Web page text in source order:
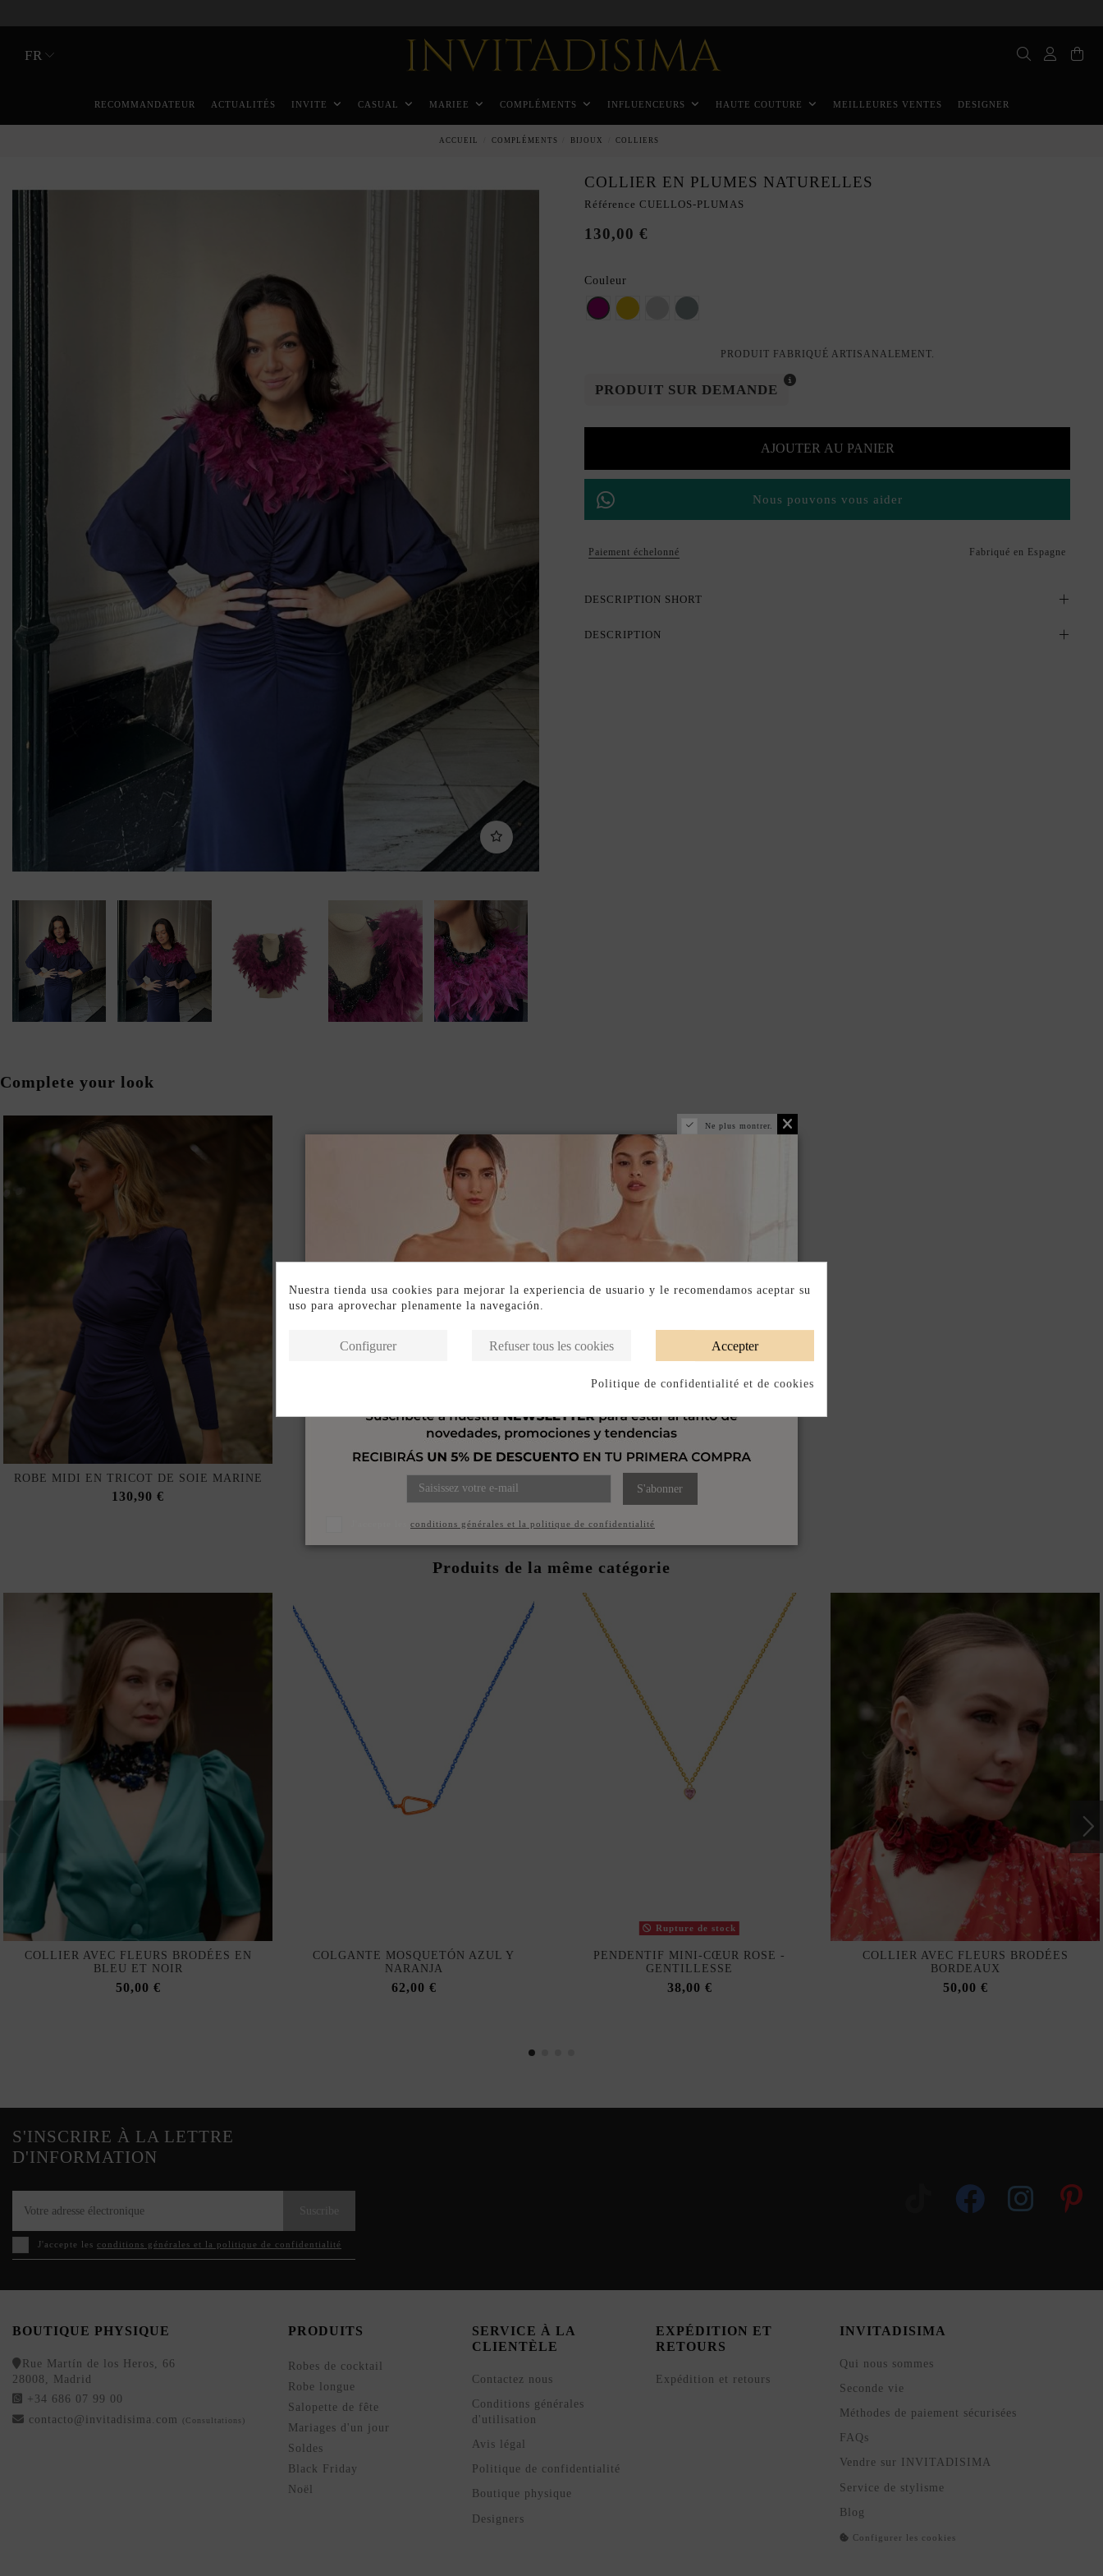
FR
RECOMMANDATEUR ACTUALITÉS INVITE CASUAL MARIEE COMPLÉMENTS INFLUENCEURS HAUTE COUTURE MEILLEURES VENTES DESIGNER
ACCUEIL COMPLÉMENTS BIJOUX COLLIERS
COLLIER EN PLUMES NATURELLES
Référence CUELLOS-PLUMAS
130,00 €
Couleur
bougainvillier
Moutarde
Gris Gris argenté
PRODUIT FABRIQUÉ ARTISANALEMENT.
PRODUIT SUR DEMANDE
AJOUTER AU PANIER
Nous pouvons vous aider
Paiement échelonné Fabriqué en Espagne
DESCRIPTION SHORT
DESCRIPTION
Complete your look
ROBE MIDI EN TRICOT DE SOIE MARINE
130,90 €
Produits de la même catégorie
COLLIER AVEC FLEURS BRODÉES EN
BLEU ET NOIR
50,00 €
COLGANTE MOSQUETÓN AZUL Y
NARANJA
62,00 €
Rupture de stock
PENDENTIF MINI-CŒUR ROSE -
GENTILLESSE
38,00 €
COLLIER AVEC FLEURS BRODÉES
BORDEAUX
50,00 €
S'INSCRIRE À LA LETTRE
D'INFORMATION
J'accepte les conditions générales et la politique de confidentialité
BOUTIQUE PHYSIQUE
Rue Martín de los Heros, 66
28008, Madrid
+34 686 07 99 00
contacto@invitadisima.com
(Consultations)
PRODUITS
Robes de cocktail
Robe longue
Salopette de fête
Mariages d'un jour
Soldes
Black Friday
Noël
SERVICE À LA
CLIENTÈLE
Contactez nous
Conditions générales
d'utilisation
Avis légal
Politique de confidentialité
Boutique physique
Designers
EXPÉDITION ET
RETOURS
Expédition et retours
INVITADISIMA
Qui nous sommes
Seconde vie
Méthodes de paiement sécurisées
FAQs
Vendre sur INVITADISIMA
Service de stylisme
Blog
Configurer les cookies
Ne plus montrer.
S'abonner
conditions générales et la politique de confidentialité
Nuestra tienda usa cookies para mejorar la experiencia de usuario y le recomendamos aceptar su
uso para aprovechar plenamente la navegación.
Accepter
Refuser tous les cookies
Configurer
Politique de confidentialité et de cookies